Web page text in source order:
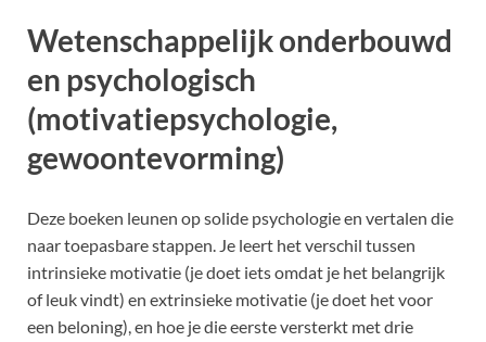
Wetenschappelijk onderbouwd
en psychologisch
(motivatiepsychologie,
gewoontevorming)
Deze boeken leunen op solide psychologie en vertalen die
naar toepasbare stappen. Je leert het verschil tussen
intrinsieke motivatie (je doet iets omdat je het belangrijk
of leuk vindt) en extrinsieke motivatie (je doet het voor
een beloning), en hoe je die eerste versterkt met drie